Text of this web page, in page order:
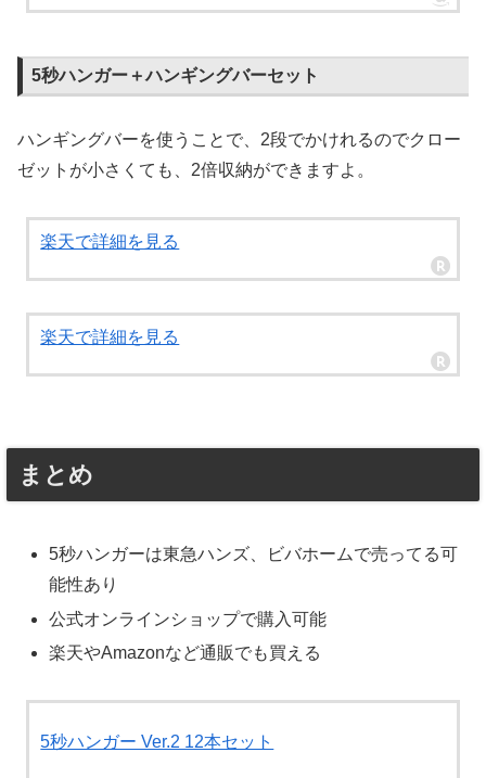
5秒ハンガー＋ハンギングバーセット
ハンギングバーを使うことで、2段でかけれるのでクロー
ゼットが小さくても、2倍収納ができますよ。
楽天で詳細を見る
楽天で詳細を見る
まとめ
5秒ハンガーは東急ハンズ、ビバホームで売ってる可
能性あり
公式オンラインショップで購入可能
楽天やAmazonなど通販でも買える
5秒ハンガー Ver.2 12本セット